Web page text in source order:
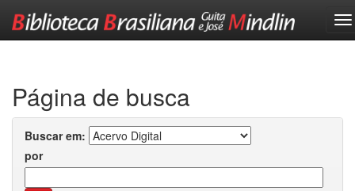
Página de busca
Buscar em:
por